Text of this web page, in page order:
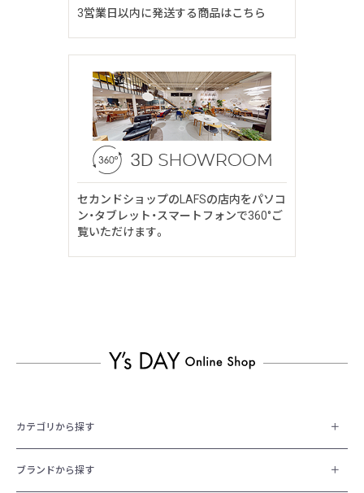
3営業日以内に発送する商品はこちら
セカンドショップのLAFSの店内をパソコ
ン・タブレット・スマートフォンで360°ご
覧いただけます。
カテゴリから探す
ブランドから探す